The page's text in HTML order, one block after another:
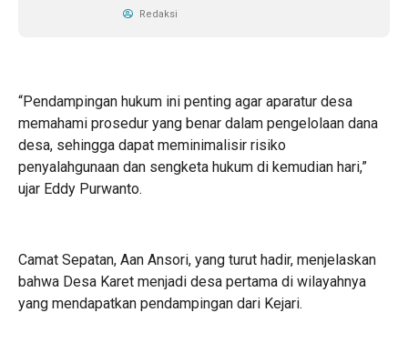
Redaksi
“Pendampingan hukum ini penting agar aparatur desa
memahami prosedur yang benar dalam pengelolaan dana
desa, sehingga dapat meminimalisir risiko
penyalahgunaan dan sengketa hukum di kemudian hari,”
ujar Eddy Purwanto.
Camat Sepatan, Aan Ansori, yang turut hadir, menjelaskan
bahwa Desa Karet menjadi desa pertama di wilayahnya
yang mendapatkan pendampingan dari Kejari.